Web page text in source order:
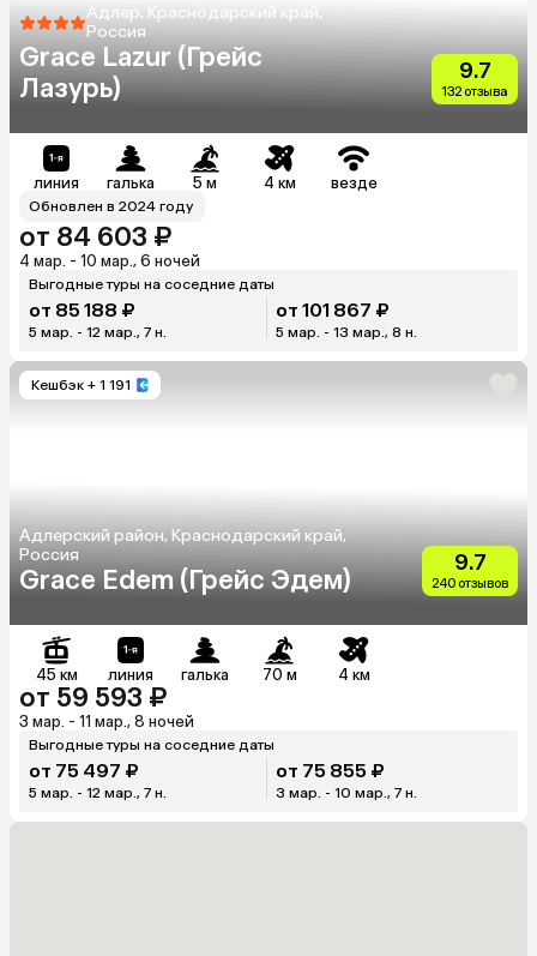
Адлер, Краснодарский край,
Россия
Grace Lazur (Грейс
Лазурь)
9.7
132 отзыва
линия галька 5 м 4 км везде
Обновлен в 2024 году
от 84 603 ₽
4 мар. - 10 мар., 6 ночей
Выгодные туры на соседние даты
от 85 188 ₽
5 мар. - 12 мар., 7 н.
от 101 867 ₽
5 мар. - 13 мар., 8 н.
Кешбэк + 1 191
Адлерский район, Краснодарский край,
Россия
Grace Edem (Грейс Эдем)
9.7
240 отзывов
45 км линия галька 70 м 4 км
от 59 593 ₽
3 мар. - 11 мар., 8 ночей
Выгодные туры на соседние даты
от 75 497 ₽
5 мар. - 12 мар., 7 н.
от 75 855 ₽
3 мар. - 10 мар., 7 н.